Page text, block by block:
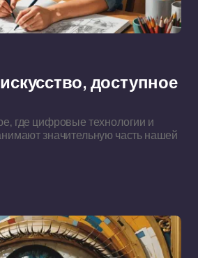
доступное
где цифровые технологии и
значительную часть нашей